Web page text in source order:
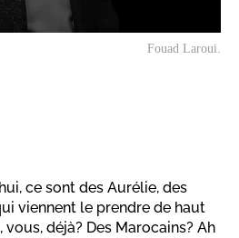
Fouad Laroui.
ce sont des Aurélie, des
viennent le prendre de haut
vous, déjà? Des Marocains? Ah